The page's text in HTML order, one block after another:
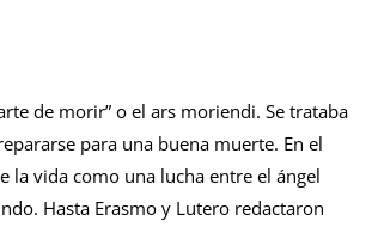
de morir” o el ars moriendi. Se trataba
para una buena muerte. En el
vida como una lucha entre el ángel
Hasta Erasmo y Lutero redactaron